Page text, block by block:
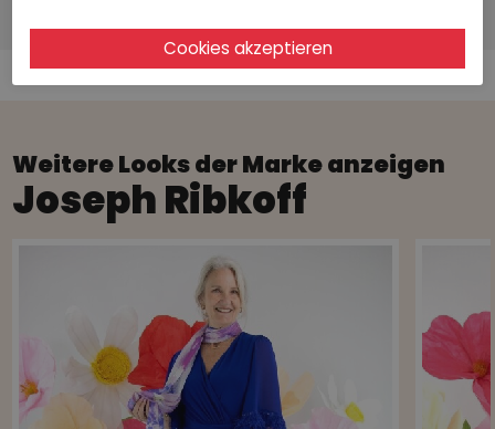
Weitere Looks der Marke anzeigen
Joseph Ribkoff